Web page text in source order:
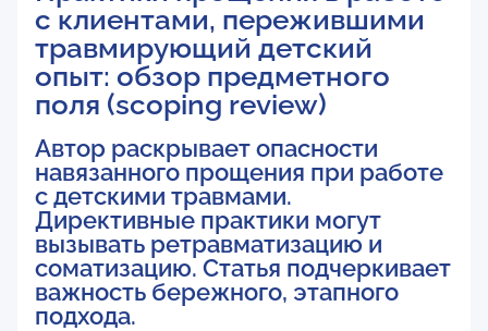
с клиентами, пережившими
травмирующий детский
опыт: обзор предметного
поля (scoping review)
Автор раскрывает опасности
навязанного прощения при работе
с детскими травмами.
Директивные практики могут
вызывать ретравматизацию и
соматизацию. Статья подчеркивает
важность бережного, этапного
подхода.